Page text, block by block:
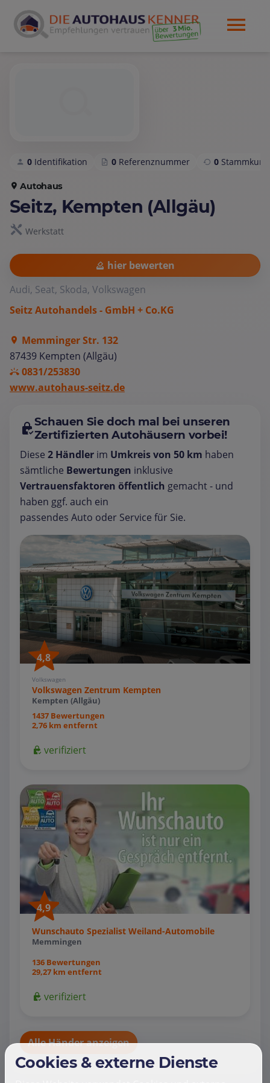
0 Identifikation 0 Referenznummer 0
Autohaus
Seitz, Kempten (Allgäu)
Werkstatt
hier bewerten
Audi, Seat, Skoda, Volkswagen
Seitz Autohandels - GmbH + Co.KG
Memminger Str. 132
87439 Kempten (Allgäu)
0831/253830
www.autohaus-seitz.de
Schauen Sie doch mal bei unseren
Zertifizierten Autohäusern vorbei!
Diese 2 Händler im Umkreis von 50 km haben
sämtliche Bewertungen inklusive
Vertrauensfaktoren öffentlich gemacht - und
haben ggf. auch ein
passendes Auto oder Service für Sie.
4,8
Volkswagen
Volkswagen Zentrum Kempten
Kempten (Allgäu)
1437 Bewertungen
2,76 km entfernt
verifiziert
4,9
Wunschauto Spezialist Weiland-Automobile
Memmingen
136 Bewertungen
29,27 km entfernt
verifiziert
Alle Händer anzeigen
Cookies & externe Dienste